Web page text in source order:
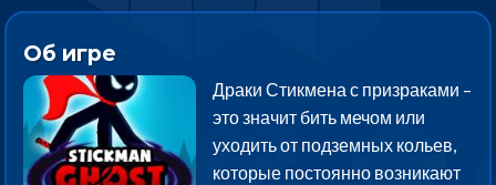
Об игре
Драки Стикмена с призраками –
это значит бить мечом или
уходить от подземных кольев,
которые постоянно возникают